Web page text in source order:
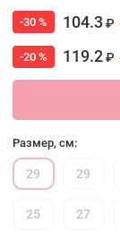
-30 % 104.3₽
-20 % 119.2₽
Размер, см:
29 29
25 27